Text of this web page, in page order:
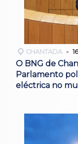
CHANTADA
O BNG de
Parlamento
eléctrica no